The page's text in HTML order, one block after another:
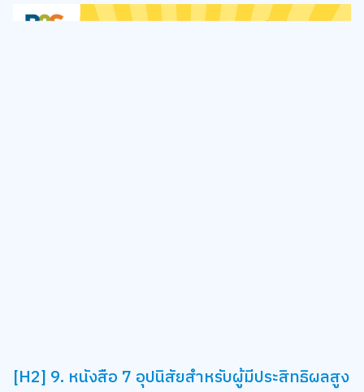
[H2] 9. หนังสือ 7 อุปนิสัยสำหรับผู้มีประสิทธิผลสูง